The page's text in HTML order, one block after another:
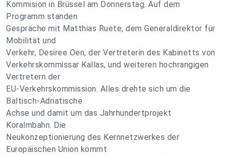
Kommision in Brüssel am Donnerstag. Auf dem
Programm standen
Gespräche mit Matthias Ruete, dem Generaldirektor für
Mobilität und
Verkehr, Desiree Oen, der Vertreterin des Kabinetts von
Verkehrskommissar Kallas, und weiteren hochrangigen
Vertretern der
EU-Verkehrskommission. Alles drehte sich um die
Baltisch-Adriatische
Achse und damit um das Jahrhundertprojekt
Koralmbahn. Die
Neukonzeptionierung des Kernnetzwerkes der
Europäischen Union kommt